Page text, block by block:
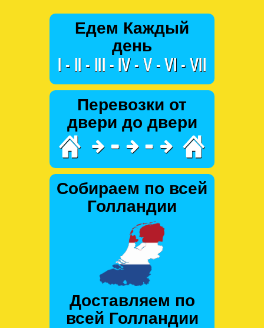
Едем Каждый
день
Перевозки от
двери до двери
Собираем по всей
Голландии
Доставляем по
всей Голландии